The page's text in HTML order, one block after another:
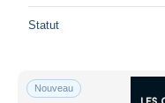
Statut
Nouveau